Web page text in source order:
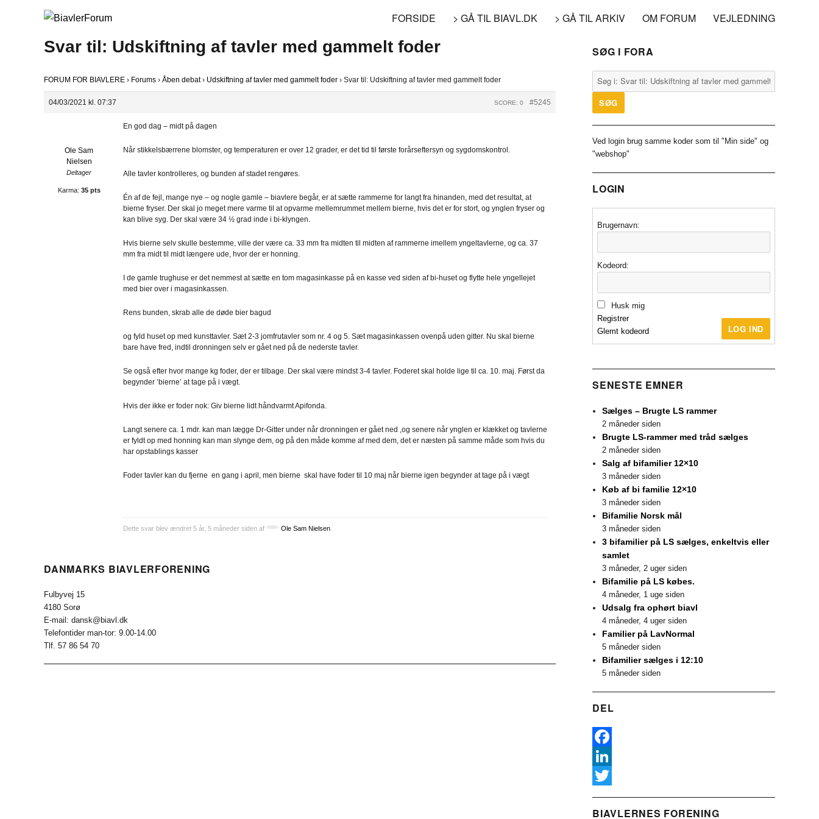
FORSIDE > GÅ TIL BIAVL.DK > GÅ TIL ARKIV OM FORUM VEJLEDNING
Svar til: Udskiftning af tavler med gammelt foder
FORUM FOR BIAVLERE › Forums › Åben debat › Udskiftning af tavler med gammelt foder › Svar til: Udskiftning af tavler med gammelt foder
04/03/2021 kl. 07:37 #5245
SCORE: 0
Ole Sam
Nielsen
Deltager
Karma: 35 pts
En god dag – midt på dagen
Når stikkelsbærrene blomster, og temperaturen er over 12 grader, er det tid til første forårseftersyn og sygdomskontrol.
Alle tavler kontrolleres, og bunden af stadet rengøres.
Én af de fejl, mange nye – og nogle gamle – biavlere begår, er at sætte rammerne for langt fra hinanden, med det resultat, at
bierne fryser. Der skal jo meget mere varme til at opvarme mellemrummet mellem bierne, hvis det er for stort, og ynglen fryser og
kan blive syg. Der skal være 34 ½ grad inde i bi-klyngen.
Hvis bierne selv skulle bestemme, ville der være ca. 33 mm fra midten til midten af rammerne imellem yngeltavlerne, og ca. 37
mm fra midt til midt længere ude, hvor der er honning.
I de gamle trughuse er det nemmest at sætte en tom magasinkasse på en kasse ved siden af bi-huset og flytte hele yngellejet
med bier over i magasinkassen.
Rens bunden, skrab alle de døde bier bagud
og fyld huset op med kunsttavler. Sæt 2-3 jomfrutavler som nr. 4 og 5. Sæt magasinkassen ovenpå uden gitter. Nu skal bierne
bare have fred, indtil dronningen selv er gået ned på de nederste tavler.
Se også efter hvor mange kg foder, der er tilbage. Der skal være mindst 3-4 tavler. Foderet skal holde lige til ca. 10. maj. Først da
begynder ’bierne’ at tage på i vægt.
Hvis der ikke er foder nok: Giv bierne lidt håndvarmt Apifonda.
Langt senere ca. 1 mdr. kan man lægge Dr-Gitter under når dronningen er gået ned ,og senere når ynglen er klækket og tavlerne
er fyldt op med honning kan man slynge dem, og på den måde komme af med dem, det er næsten på samme måde som hvis du
har opstablings kasser
Foder tavler kan du fjerne en gang i april, men bierne skal have foder til 10 maj når bierne igen begynder at tage på i vægt
Dette svar blev ændret 5 år, 5 måneder siden af Ole Sam Nielsen
DANMARKS BIAVLERFORENING
Fulbyvej 15
4180 Sorø
E-mail: dansk@biavl.dk
Telefontider man-tor: 9.00-14.00
Tlf. 57 86 54 70
SØG I FORA
Ved login brug samme koder som til "Min side" og
"webshop"
LOGIN
Brugernavn:
Kodeord:
Husk mig
LOG IND
Registrer
Glemt kodeord
SENESTE EMNER
Sælges – Brugte LS rammer
2 måneder siden
Brugte LS-rammer med tråd sælges
2 måneder siden
Salg af bifamilier 12×10
3 måneder siden
Køb af bi familie 12×10
3 måneder siden
Bifamilie Norsk mål
3 måneder siden
3 bifamilier på LS sælges, enkeltvis eller
samlet
3 måneder, 2 uger siden
Bifamilie på LS købes.
4 måneder, 1 uge siden
Udsalg fra ophørt biavl
4 måneder, 4 uger siden
Familier på LavNormal
5 måneder siden
Bifamilier sælges i 12:10
5 måneder siden
DEL
F
a
e
L
nw
BIAVLERNES FORENING